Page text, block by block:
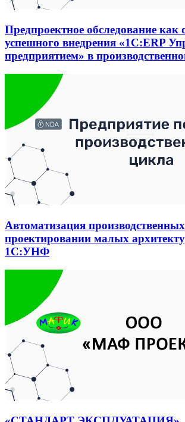
Предпроектное обследование как
успешного внедрения «1С:ERP
предприятием» в
Автоматизация
проектировании малых
1С:УНФ